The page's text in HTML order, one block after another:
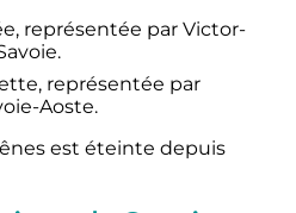
représentée par Victor-
représentée par
Aoste.
est éteinte depuis